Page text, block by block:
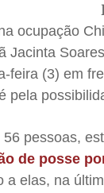
ocupação
Jacinta
feira (3) em
pela
pessoas,
de posse
a elas, na